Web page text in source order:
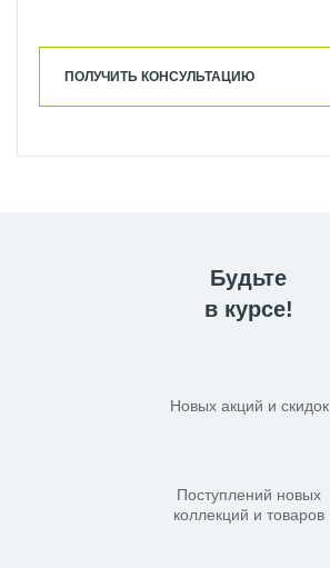
ПОЛУЧИТЬ КОНСУЛЬТАЦИЮ
Будьте
в курсе!
Новых акций и скидок
Поступлений новых
коллекций и товаров